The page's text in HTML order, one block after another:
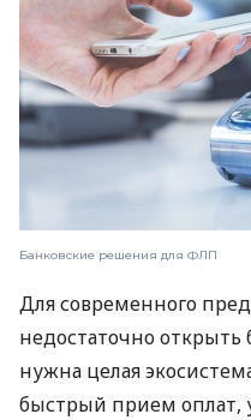
Банковские решения для ФЛП
Для современного
недостаточно открыть
нужна целая
быстрый прием оплат,